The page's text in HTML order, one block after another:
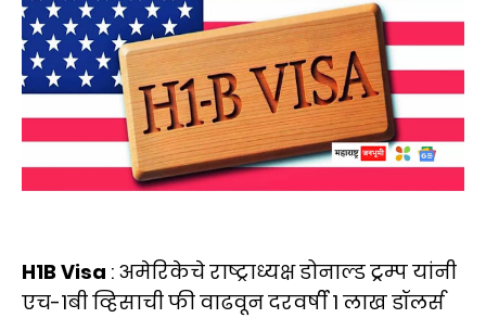
H1B Visa : अमेरिकेचे राष्ट्राध्यक्ष डोनाल्ड ट्रम्प यांनी
एच-1बी व्हिसाची फी वाढवून दरवर्षी 1 लाख डॉलर्स